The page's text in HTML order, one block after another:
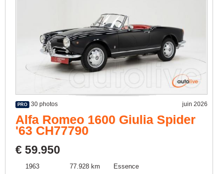
PRO 30 photos juin 2026
Alfa Romeo 1600 Giulia Spider
'63 CH77790
€ 59.950
1963 77.928 km
Essence